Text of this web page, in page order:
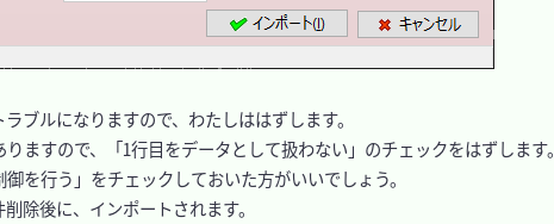
ブルになりますので、わたしははずします。
すので、「1行目をデータとして扱わない」のチェックをはずします。
を行う」をチェックしておいた方がいいでしょう。
除後に、インポートされます。